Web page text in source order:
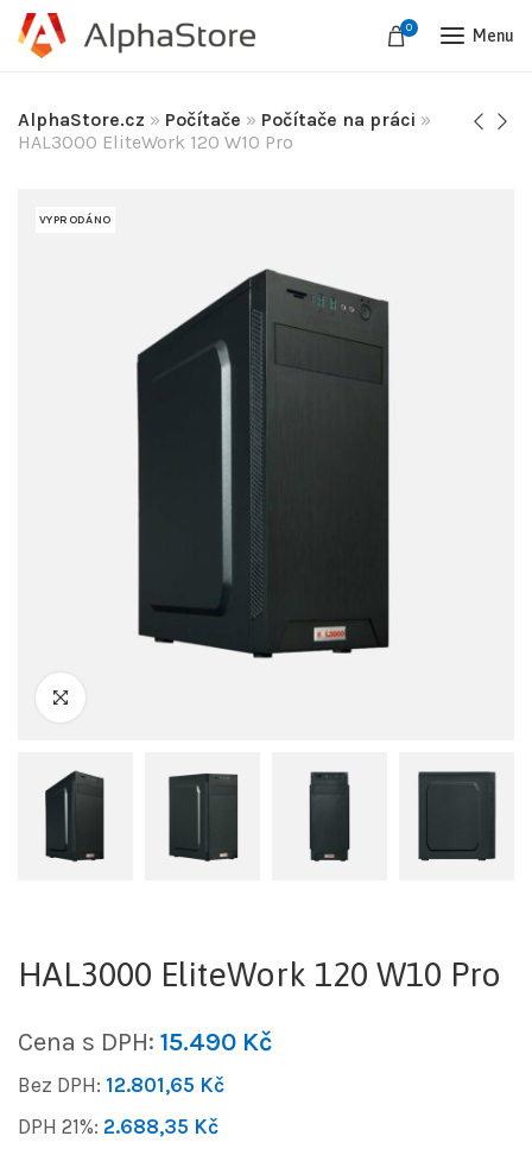
0 Menu
AlphaStore.cz » Počítače » Počítače na práci »
HAL3000 EliteWork 120 W10 Pro
VYPRODÁNO
HAL3000 EliteWork 120 W10 Pro
Cena s DPH: 15.490 Kč
Bez DPH: 12.801,65 Kč
DPH 21%: 2.688,35 Kč